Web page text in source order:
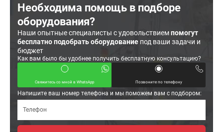
Необходима помощь в подборе
оборудования?
Наши опытные специалисты с удовольствиемпомогут
бесплатно подобрать оборудование под ваши задачи и
бюджет
Как вам было бы удобнее получить бесплатную консультацию?
Свяжитесь со мной в WhatsApp Позвоните по телефону
Напишите ваш номер телефона и мы поможем вам с подбором: